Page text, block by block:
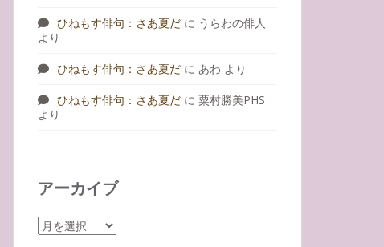
ひねもす俳句：さあ夏だ に うらわの俳人
より
ひねもす俳句：さあ夏だ に あわ より
ひねもす俳句：さあ夏だ に 粟村勝美PHS
より
アーカイブ
ア